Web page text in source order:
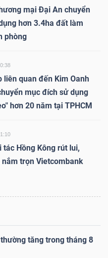
mại Đại An chuyển
hơn 3.4ha đất làm
phòng
liên quan đến Kim Oanh
mục đích sử dụng
hơn 20 năm tại TPHCM
tác Hồng Kông rút lui,
trọn Vietcombank
tăng trong tháng 8